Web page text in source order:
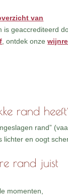
van
is geaccrediteerd
, ontdek onze
rand
rand”
lichter en oogt
rand juist
momenten,